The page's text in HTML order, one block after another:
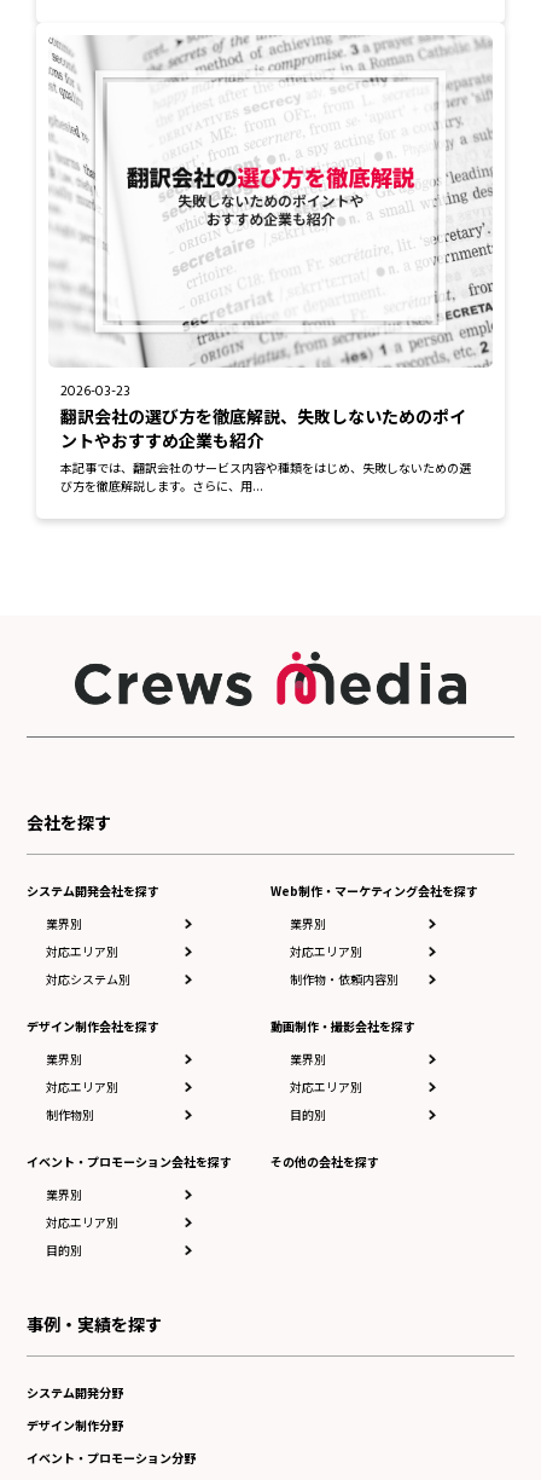
2026-03-23
翻訳会社の選び方を徹底解説、失敗しないためのポイ
ントやおすすめ企業も紹介
本記事では、翻訳会社のサービス内容や種類をはじめ、失敗しないための選
び方を徹底解説します。さらに、用...
会社を探す
システム開発会社を探す
業界別
対応エリア別
対応システム別
デザイン制作会社を探す
業界別
対応エリア別
制作物別
イベント・プロモーション会社を探す
業界別
対応エリア別
目的別
Web制作・マーケティング会社を探す
業界別
対応エリア別
制作物・依頼内容別
動画制作・撮影会社を探す
業界別
対応エリア別
目的別
その他の会社を探す
事例・実績を探す
システム開発分野
デザイン制作分野
イベント・プロモーション分野